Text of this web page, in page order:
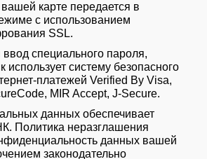
карте передается в
с использованием
SSL.
ввод специального пароля,
использует систему безопасного
платежей Verified By Visa,
MIR Accept, J-Secure.
данных обеспечивает
Политика неразглашения
данных вашей
законодательно